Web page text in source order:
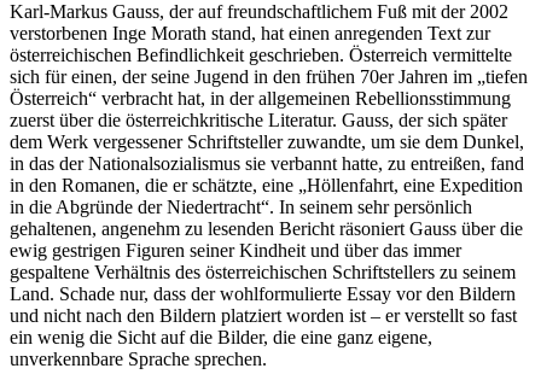
Karl-Markus Gauss, der auf freundschaftlichem Fuß mit der 2002
verstorbenen Inge Morath stand, hat einen anregenden Text zur
österreichischen Befindlichkeit geschrieben. Österreich vermittelte
sich für einen, der seine Jugend in den frühen 70er Jahren im „tiefen
Österreich“ verbracht hat, in der allgemeinen Rebellionsstimmung
zuerst über die österreichkritische Literatur. Gauss, der sich später
dem Werk vergessener Schriftsteller zuwandte, um sie dem Dunkel,
in das der Nationalsozialismus sie verbannt hatte, zu entreißen, fand
in den Romanen, die er schätzte, eine „Höllenfahrt, eine Expedition
in die Abgründe der Niedertracht“. In seinem sehr persönlich
gehaltenen, angenehm zu lesenden Bericht räsoniert Gauss über die
ewig gestrigen Figuren seiner Kindheit und über das immer
gespaltene Verhältnis des österreichischen Schriftstellers zu seinem
Land. Schade nur, dass der wohlformulierte Essay vor den Bildern
und nicht nach den Bildern platziert worden ist – er verstellt so fast
ein wenig die Sicht auf die Bilder, die eine ganz eigene,
unverkennbare Sprache sprechen.